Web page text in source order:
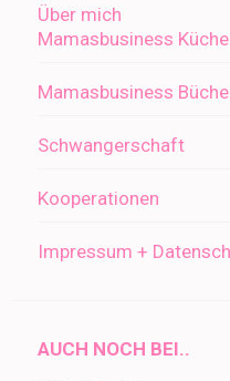
Über mich
Mamasbusiness Küche
Mamasbusiness
Schwangerschaft
Kooperationen
Impressum +
AUCH NOCH BEI..